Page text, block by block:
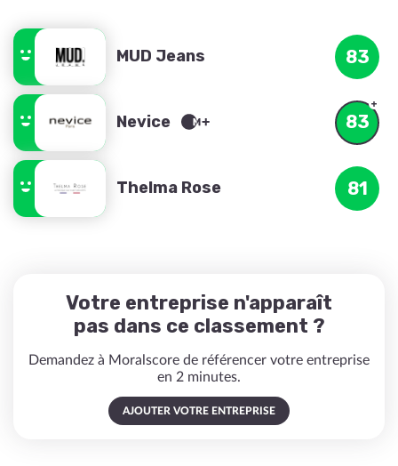
MUD Jeans 83
Nevice 83
Thelma Rose 81
Votre entreprise n'apparaît
pas dans ce classement ?
Demandez à Moralscore de référencer votre entreprise
en 2 minutes.
AJOUTER VOTRE ENTREPRISE